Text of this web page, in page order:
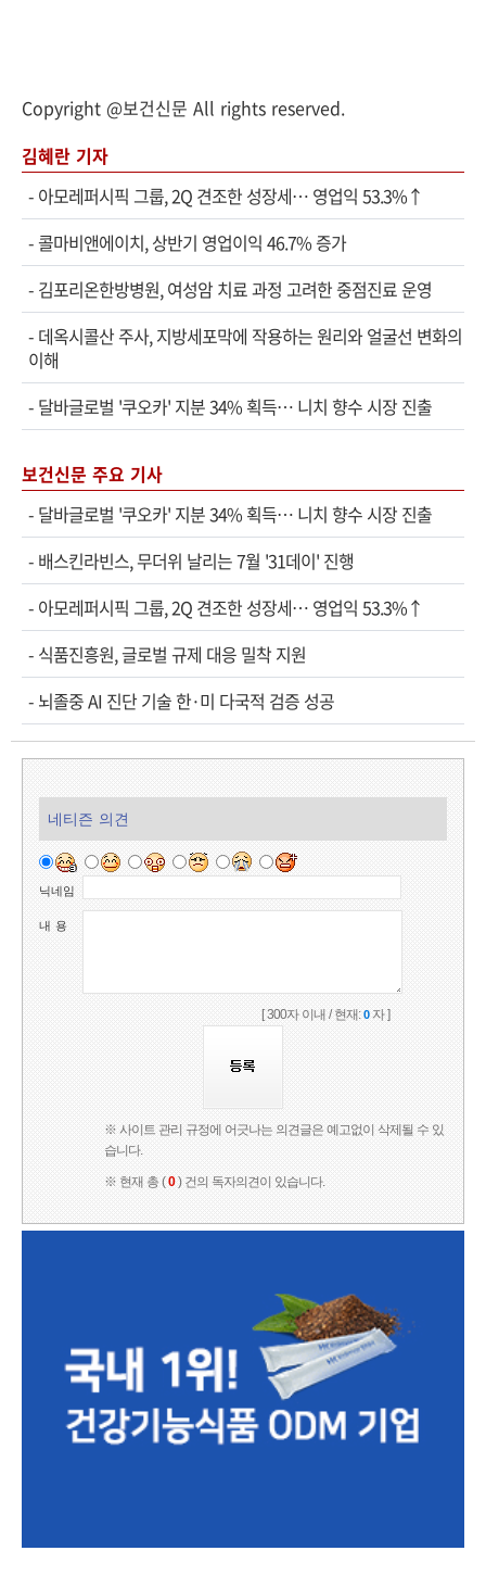
Copyright @보건신문 All rights reserved.
김혜란 기자
- 아모레퍼시픽 그룹, 2Q 견조한 성장세… 영업익 53.3%↑
-콜마비앤에이치, 상반기 영업이익 46.7% 증가
- 김포리온한방병원, 여성암 치료 과정 고려한 중점진료 운영
- 데옥시콜산 주사, 지방세포막에 작용하는 원리와 얼굴선 변화의
이해
- 달바글로벌 '쿠오카' 지분 34% 획득… 니치 향수 시장 진출
보건신문 주요 기사
- 달바글로벌 '쿠오카' 지분 34% 획득… 니치 향수 시장 진출
- 배스킨라빈스, 무더위 날리는 7월 '31데이' 진행
- 아모레퍼시픽 그룹, 2Q 견조한 성장세… 영업익 53.3%↑
- 식품진흥원, 글로벌 규제 대응 밀착 지원
- 뇌졸중 AI 진단 기술 한·미 다국적 검증 성공
네티즌 의견
닉네임
내 용
[ 300자 이내 / 현재:0자 ]
※ 사이트 관리 규정에 어긋나는 의견글은 예고없이 삭제될 수 있
습니다.
※ 현재 총 (0) 건의 독자의견이 있습니다.